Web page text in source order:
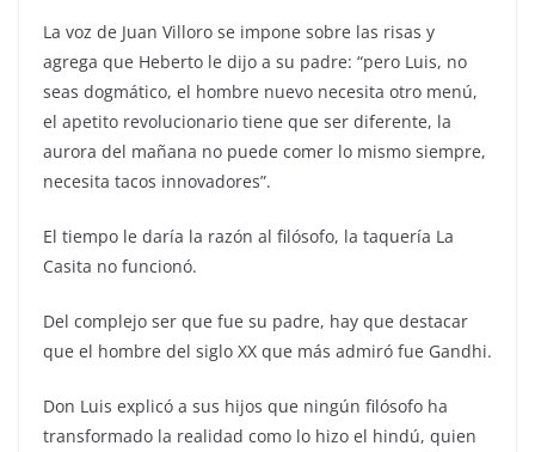
La voz de Juan Villoro se impone sobre las risas y
agrega que Heberto le dijo a su padre: “pero Luis, no
seas dogmático, el hombre nuevo necesita otro menú,
el apetito revolucionario tiene que ser diferente, la
aurora del mañana no puede comer lo mismo siempre,
necesita tacos innovadores”.
El tiempo le daría la razón al filósofo, la taquería La
Casita no funcionó.
Del complejo ser que fue su padre, hay que destacar
que el hombre del siglo XX que más admiró fue Gandhi.
Don Luis explicó a sus hijos que ningún filósofo ha
transformado la realidad como lo hizo el hindú, quien